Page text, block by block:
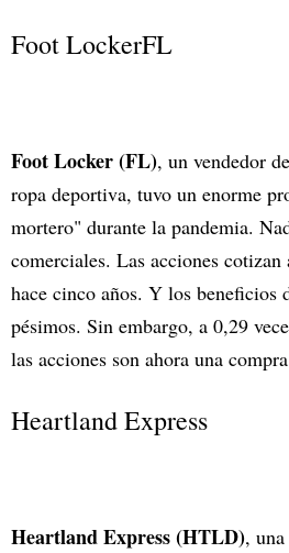
Foot LockerFL
Foot Locker (FL), un vendedor
ropa deportiva, tuvo un enorme
mortero" durante la pandemia.
comerciales. Las acciones
hace cinco años. Y los beneficios
pésimos. Sin embargo, a 0,29
las acciones son ahora una
Heartland Express
Heartland Express (HTLD),